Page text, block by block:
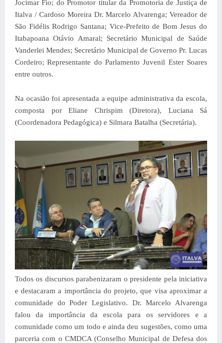
Jocimar Fio; do Promotor titular da Promotoria de Justiça de
Italva / Cardoso Moreira Dr. Marcelo Alvarenga; Vereador de
São Fidélis Rodrigo Santana; Vice-Prefeito de Bom Jesus do
Itabapoana Otávio Amaral; Secretário Municipal de Saúde
Vanderlei Mendes; Secretário Municipal de Governo Pr. Lucas
Cordeiro; Representante do Parlamento Juvenil Ester Soares
entre outros.
Na ocasião foi apresentada a equipe administrativa da escola,
composta por Eliane Chrispim (Diretora), Luciana Sá
(Coordenadora Pedagógica) e Silmara Batalha (Secretária).
Todos os discursos parabenizaram o presidente pela iniciativa
e destacaram a importância do projeto, que visa aproximar a
comunidade do Poder Legislativo. Dr. Marcelo Alvarenga
falou da importância da escola para os servidores e a
comunidade como um todo e ainda deu sugestões, como uma
parceria com o CMDCA (Conselho Municipal de Defesa dos